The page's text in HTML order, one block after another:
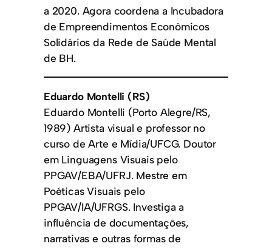
a 2020. Agora coordena a Incubadora
de Empreendimentos Econômicos
Solidários da Rede de Saúde Mental
de BH.
Eduardo Montelli (RS)
Eduardo Montelli (Porto Alegre/RS,
1989) Artista visual e professor no
curso de Arte e Mídia/UFCG. Doutor
em Linguagens Visuais pelo
PPGAV/EBA/UFRJ. Mestre em
Poéticas Visuais pelo
PPGAV/IA/UFRGS. Investiga a
influência de documentações,
narrativas e outras formas de